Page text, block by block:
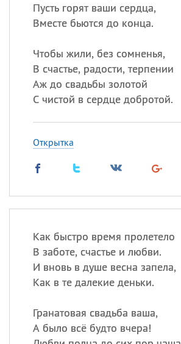
Пусть горят ваши сердца,
Вместе бьются до конца.
Чтобы жили, без сомненья,
В счастье, радости, терпении
Аж до свадьбы золотой
С чистой в сердце добротой.
Открытка
Как быстро время пролетело
В заботе, счастье и любви.
И вновь в душе весна запела,
Как в те далекие деньки.
Гранатовая свадьба ваша,
А было всё будто вчера!